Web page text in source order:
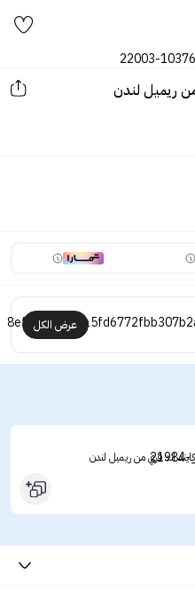
ريميل لندن
عرض الكل
اند فري من ريميل لندن